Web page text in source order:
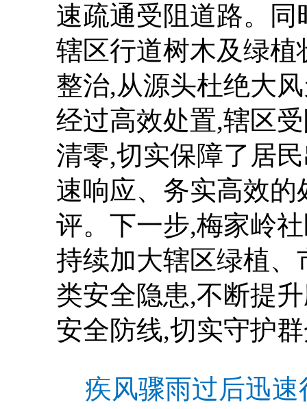
速疏通受阻道路。
辖区行道树木及绿
整治,从源头杜绝大
经过高效处置,辖区
清零,切实保障了居
速响应、务实高效
评。下一步,梅家岭
持续加大辖区绿植
类安全隐患,不断提
安全防线,切实守护
疾风骤雨过后迅